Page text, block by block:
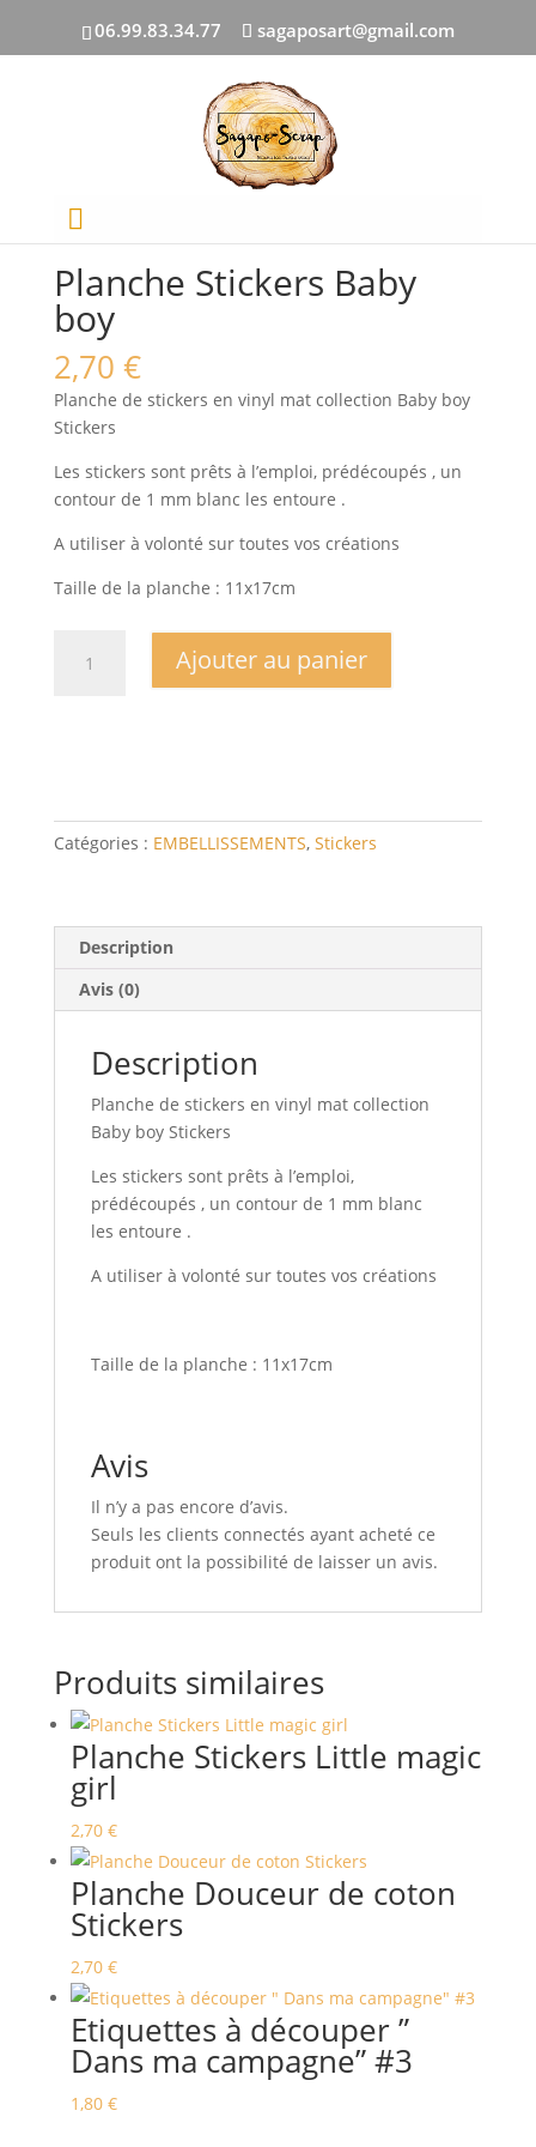
06.99.83.34.77 sagaposart@gmail.com
EMBELLISSEMENTS/ Planche Stickers Baby
boy
Planche Stickers Baby
boy
2,70 €
Planche de stickers en vinyl mat collection Baby boy
Stickers
Les stickers sont prêts à l’emploi, prédécoupés , un
contour de 1 mm blanc les entoure .
A utiliser à volonté sur toutes vos créations
Taille de la planche : 11x17cm
Ajouter au panier
Catégories : EMBELLISSEMENTS, Stickers
Description
Avis (0)
Description
Planche de stickers en vinyl mat collection
Baby boy Stickers
Les stickers sont prêts à l’emploi,
prédécoupés , un contour de 1 mm blanc
les entoure .
A utiliser à volonté sur toutes vos créations
Taille de la planche : 11x17cm
Avis
Il n’y a pas encore d’avis.
Seuls les clients connectés ayant acheté ce
produit ont la possibilité de laisser un avis.
Produits similaires
Planche Stickers Little magic
girl
2,70 €
Planche Douceur de coton
Stickers
2,70 €
Etiquettes à découper ”
Dans ma campagne” #3
1,80 €